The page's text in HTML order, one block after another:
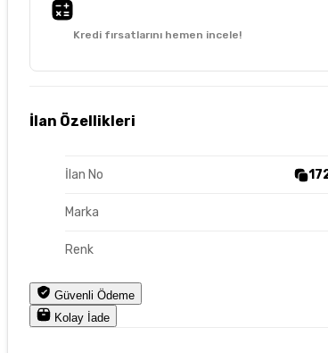
Kredi fırsatlarını hemen incele!
İlan Özellikleri
İlan No
Marka
Renk
Güvenli Ödeme
Kolay İade